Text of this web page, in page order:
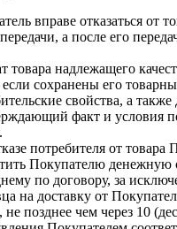
вправе отказаться от
а после его
товара надлежащего
если сохранены его
свойства, а также
факт и условия
потребителя от товара
Покупателю
по договору, за
на доставку от
не позднее чем через 10